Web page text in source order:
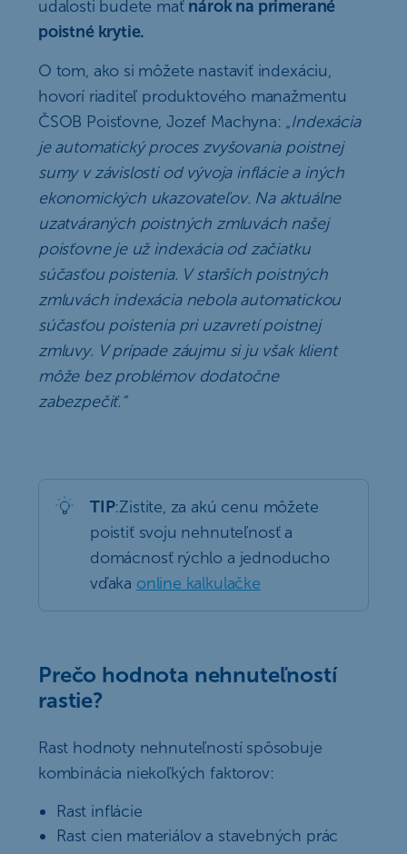
udalosti budete mať nárok na primerané
poistné krytie.
O tom, ako si môžete nastaviť indexáciu,
hovorí riaditeľ produktového manažmentu
ČSOB Poisťovne, Jozef Machyna: „Indexácia
je automatický proces zvyšovania poistnej
sumy v závislosti od vývoja inflácie a iných
ekonomických ukazovateľov. Na aktuálne
uzatváraných poistných zmluvách našej
poisťovne je už indexácia od začiatku
súčasťou poistenia. V starších poistných
zmluvách indexácia nebola automatickou
súčasťou poistenia pri uzavretí poistnej
zmluvy. V prípade záujmu si ju však klient
môže bez problémov dodatočne
zabezpečiť.“
TIP:Zistite, za akú cenu môžete
poistiť svoju nehnuteľnosť a
domácnosť rýchlo a jednoducho
vďaka online kalkulačke
Prečo hodnota nehnuteľností
rastie?
Rast hodnoty nehnuteľností spôsobuje
kombinácia niekoľkých faktorov:
Rast inflácie
Rast cien materiálov a stavebných prác